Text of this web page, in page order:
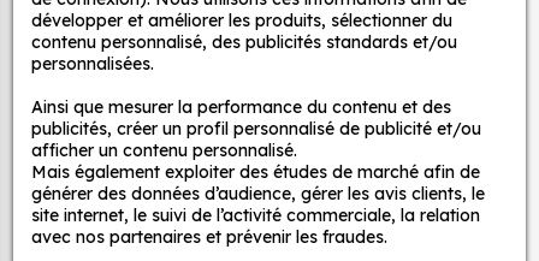
être utilisés pour décorer les murs, les miroirs ou
les accessoires de salle de bain.
pour créer une ambiance chaleureuse et
accueillante dans le salon. Ils peuvent être
utilisés pour décorer les murs, les meubles ou
les accessoires de salon.
Nos sites
Mon Compte
Aide
A propos
développer et améliorer les produits, sélectionner du
contenu personnalisé, des publicités standards et/ou
personnalisées.
Ainsi que mesurer la performance du contenu et des
publicités, créer un profil personnalisé de publicité et/ou
afficher un contenu personnalisé.
Mais également exploiter des études de marché afin de
générer des données d’audience, gérer les avis clients, le
site internet, le suivi de l’activité commerciale, la relation
avec nos partenaires et prévenir les fraudes.